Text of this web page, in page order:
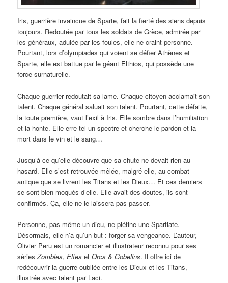
Iris, guerrière invaincue de Sparte, fait la fierté des siens depuis
toujours. Redoutée par tous les soldats de Grèce, admirée par
les généraux, adulée par les foules, elle ne craint personne.
Pourtant, lors d’olympiades qui voient se défier Athènes et
Sparte, elle est battue par le géant Elthios, qui possède une
force surnaturelle.
Chaque guerrier redoutait sa lame. Chaque citoyen acclamait son
talent. Chaque général saluait son talent. Pourtant, cette défaite,
la toute première, vaut l’exil à Iris. Elle sombre dans l’humiliation
et la honte. Elle erre tel un spectre et cherche le pardon et la
mort dans le vin et le sang…
Jusqu’à ce qu’elle découvre que sa chute ne devait rien au
hasard. Elle s’est retrouvée mêlée, malgré elle, au combat
antique que se livrent les Titans et les Dieux… Et ces derniers
se sont bien moqués d’elle. Elle avait des doutes, ils sont
confirmés. Ça, elle ne le laissera pas passer.
Personne, pas même un dieu, ne piétine une Spartiate.
Désormais, elle n’a qu’un but : forger sa vengeance. L’auteur,
Olivier Peru est un romancier et illustrateur reconnu pour ses
sériesZombies,ElfesetOrcs & Gobelins. Il offre ici de
redécouvrir la guerre oubliée entre les Dieux et les Titans,
illustrée avec talent par Laci.